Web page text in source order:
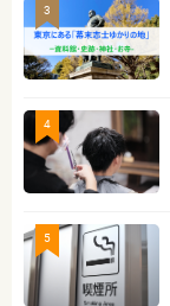
3
4
5